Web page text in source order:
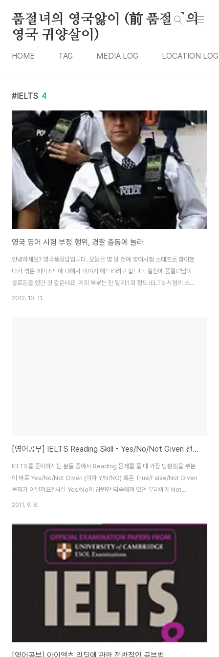
품절녀의 영국앓이 (前 품절녀의
영국 귀양살이)
HOME TAG MEDIA LOG LOCATION LOG
IELTS 4
영국 영어 시험 부정 행위, 경찰 출동에 놀라
안녕하세요? 영국품절남입니다. 오늘은 몇 달 전에 영어시험 스태프로 참여했
다가 겪은 에피소드에 대해서 이야기 해드리려고 합니다. 일전에 품절녀님이
블로깅을 했던 것 같은데요, 저희 부부는 한 달에 1회 정도 IELTS 시험의 스태
프로서 아르바이트를 하곤 합니다. 시험 장소 안내 및 출석체크와 같은 간단한
2012. 10. 11.
[영어공부] IELTS Reading Skill - Yes/No/Not Given 선택 팁
IELTS를 준비하시는 분들 중에서 Reading 문제를 풀 때 가장 당황했을 부분
이 바로 Yes/No/Not Given (이하 Y/N/NG) 혹은 True/False/Not Given
문제가 아닐까요? 사실 Yes/No의 답변만 익숙해져 있던 우리에게 Not
Given이라는 문자는 생소하기는 합니다. 물론 “Not Given” 이라는 말 자체
지문에서 다루지 않았던 내용을 말하는 것 입니다. 그런데 실제 문제를 풀다 보
면, 의외로 Y/N/NG 문제에서 은근히 골치 썩는 사람들이 많이 있는 것 같아요.
특히 No와 Not Given의 차이점에 대한 개념을 잡지 못한 사람이 많은 것 같
아서 좀 정리해 볼 필요가 있어 보입니다. ..
2011. 9. 8.